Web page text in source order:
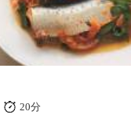
20分